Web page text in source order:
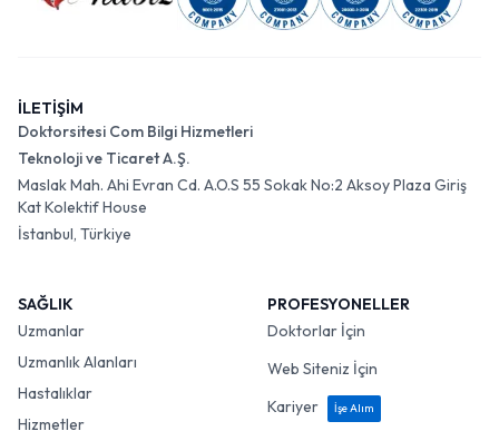
İLETİŞİM
Doktorsitesi Com Bilgi Hizmetleri
Teknoloji ve Ticaret A.Ş.
Maslak Mah. Ahi Evran Cd. A.O.S 55 Sokak No:2 Aksoy Plaza Giriş
Kat Kolektif House
İstanbul, Türkiye
SAĞLIK
Uzmanlar
Uzmanlık Alanları
Hastalıklar
Hizmetler
PROFESYONELLER
Doktorlar İçin
Web Siteniz İçin
Kariyer
İşe Alım